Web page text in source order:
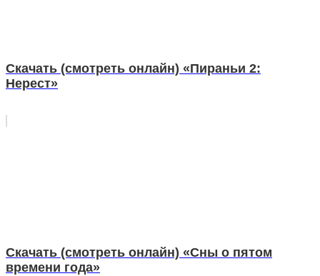
Скачать (смотреть онлайн) «Пираньи 2:
Нерест»
Скачать (смотреть онлайн) «Сны о пятом
времени года»